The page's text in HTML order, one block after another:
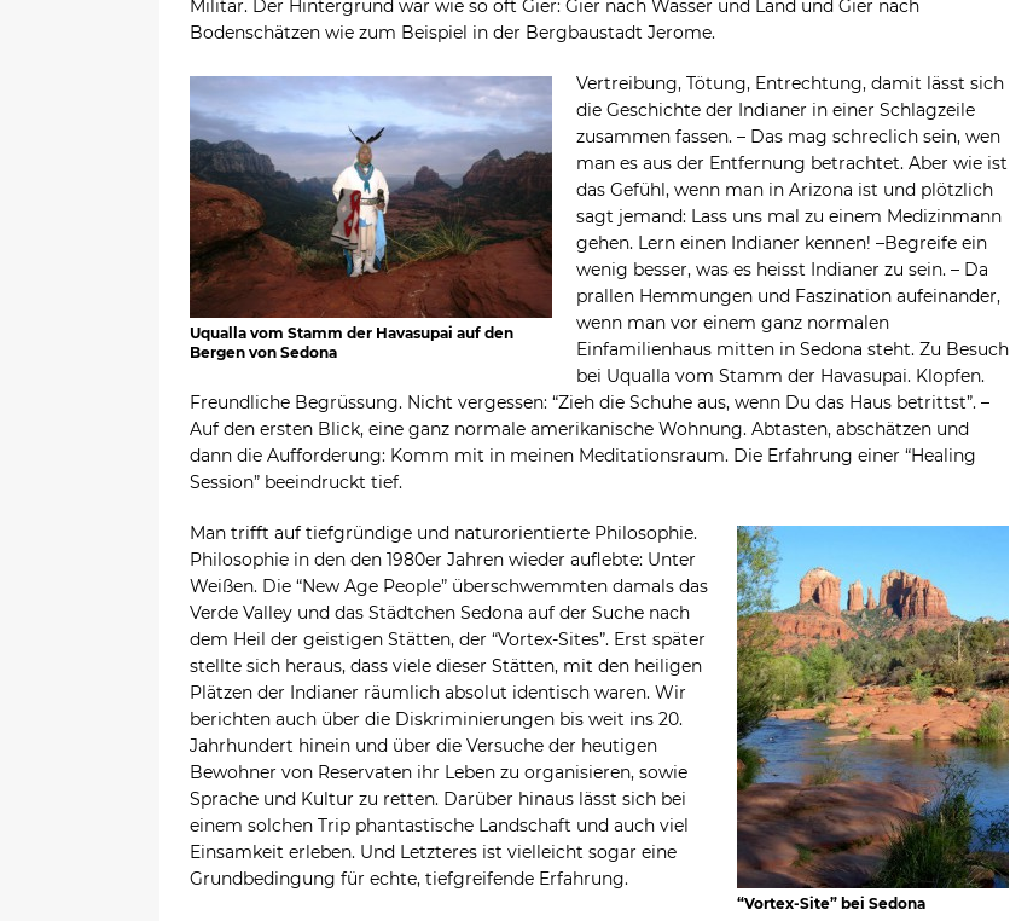
Militär. Der Hintergrund war wie so oft Gier: Gier nach Wasser und Land und Gier nach
Bodenschätzen wie zum Beispiel in der Bergbaustadt Jerome.
Uqualla vom Stamm der Havasupai auf den
Bergen von Sedona
Vertreibung, Tötung, Entrechtung, damit lässt sich
die Geschichte der Indianer in einer Schlagzeile
zusammen fassen. – Das mag schreclich sein, wen
man es aus der Entfernung betrachtet. Aber wie ist
das Gefühl, wenn man in Arizona ist und plötzlich
sagt jemand: Lass uns mal zu einem Medizinmann
gehen. Lern einen Indianer kennen! –Begreife ein
wenig besser, was es heisst Indianer zu sein. – Da
prallen Hemmungen und Faszination aufeinander,
wenn man vor einem ganz normalen
Einfamilienhaus mitten in Sedona steht. Zu Besuch
bei Uqualla vom Stamm der Havasupai. Klopfen.
Freundliche Begrüssung. Nicht vergessen: “Zieh die Schuhe aus, wenn Du das Haus betrittst”. –
Auf den ersten Blick, eine ganz normale amerikanische Wohnung. Abtasten, abschätzen und
dann die Aufforderung: Komm mit in meinen Meditationsraum. Die Erfahrung einer “Healing
Session” beeindruckt tief.
“Vortex-Site” bei Sedona
Man trifft auf tiefgründige und naturorientierte Philosophie.
Philosophie in den den 1980er Jahren wieder auflebte: Unter
Weißen. Die “New Age People” überschwemmten damals das
Verde Valley und das Städtchen Sedona auf der Suche nach
dem Heil der geistigen Stätten, der “Vortex-Sites”. Erst später
stellte sich heraus, dass viele dieser Stätten, mit den heiligen
Plätzen der Indianer räumlich absolut identisch waren. Wir
berichten auch über die Diskriminierungen bis weit ins 20.
Jahrhundert hinein und über die Versuche der heutigen
Bewohner von Reservaten ihr Leben zu organisieren, sowie
Sprache und Kultur zu retten. Darüber hinaus lässt sich bei
einem solchen Trip phantastische Landschaft und auch viel
Einsamkeit erleben. Und Letzteres ist vielleicht sogar eine
Grundbedingung für echte, tiefgreifende Erfahrung.